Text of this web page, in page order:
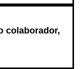
colaborador,